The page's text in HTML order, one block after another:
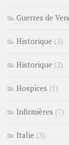
Guerres de
Historique (5)
Historique (2)
Hospices (1)
Infirmières (7)
Italie (3)